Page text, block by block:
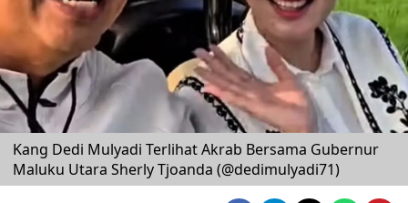
Kang Dedi Mulyadi Terlihat Akrab Bersama Gubernur
Maluku Utara Sherly Tjoanda (@dedimulyadi71)